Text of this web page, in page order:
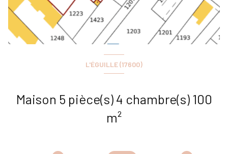
L'ÉGUILLE (17600)
Maison 5 pièce(s) 4 chambre(s) 100
m²